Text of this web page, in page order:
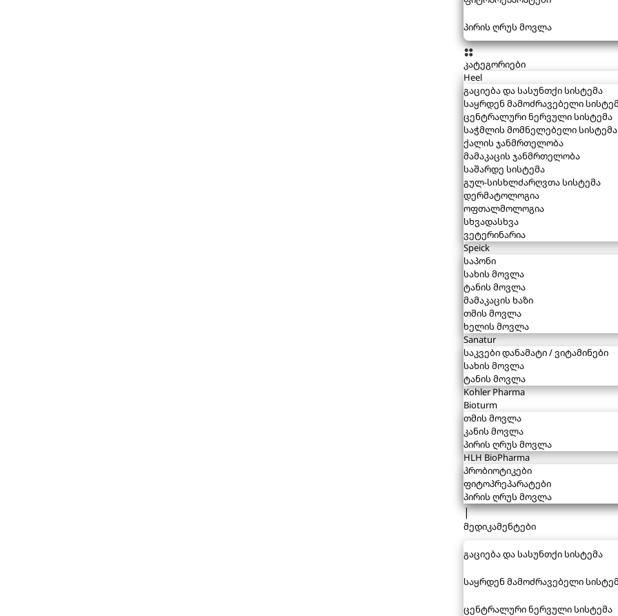
პირის ღრუს მოვლა
კატეგორიები
Heel
გაციება და სასუნთქი სისტემა
საყრდენ მამოძრავებელი
ცენტრალური ნერვული სისტემა
საჭმლის მომნელებელი სისტემა
ქალის ჯანმრთელობა
მამაკაცის ჯანმრთელობა
საშარდე სისტემა
გულ-სისხლძარღვთა სისტემა
დერმატოლოგია
ოფთალმოლოგია
სხვადასხვა
ვეტერინარია
Speick
საპონი
სახის მოვლა
ტანის მოვლა
მამაკაცის ხაზი
თმის მოვლა
ხელის მოვლა
Sanatur
საკვები დანამატი / ვიტამინები
სახის მოვლა
ტანის მოვლა
Kohler Pharma
Bioturm
თმის მოვლა
კანის მოვლა
პირის ღრუს მოვლა
HLH BioPharma
პრობიოტიკები
ფიტოპრეპარატები
პირის ღრუს მოვლა
|
მედიკამენტები
გაციება და სასუნთქი სისტემა
საყრდენ მამოძრავებელი
ცენტრალური ნერვული სისტემა